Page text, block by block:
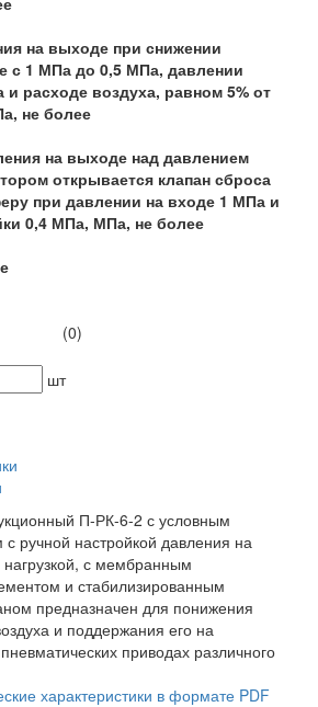
на выходе при снижении
с 1 МПа до 0,5 МПа, давлении
и расходе воздуха, равном 5% от
не более
на выходе над давлением
открывается клапан сброса
при давлении на входе 1 МПа и
0,4 МПа, МПа, не более
(0)
шт
П-РК-6-2 с условным
ручной настройкой давления на
с мембранным
и стабилизированным
предназначен для понижения
и поддержания его на
приводах различного
характеристики в формате PDF